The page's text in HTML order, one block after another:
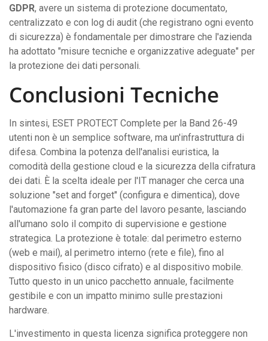
GDPR, avere un sistema di protezione documentato,
centralizzato e con log di audit (che registrano ogni evento
di sicurezza) è fondamentale per dimostrare che l'azienda
ha adottato "misure tecniche e organizzative adeguate" per
la protezione dei dati personali.
Conclusioni Tecniche
In sintesi, ESET PROTECT Complete per la Band 26-49
utenti non è un semplice software, ma un'infrastruttura di
difesa. Combina la potenza dell'analisi euristica, la
comodità della gestione cloud e la sicurezza della cifratura
dei dati. È la scelta ideale per l'IT manager che cerca una
soluzione "set and forget" (configura e dimentica), dove
l'automazione fa gran parte del lavoro pesante, lasciando
all'umano solo il compito di supervisione e gestione
strategica. La protezione è totale: dal perimetro esterno
(web e mail), al perimetro interno (rete e file), fino al
dispositivo fisico (disco cifrato) e al dispositivo mobile.
Tutto questo in un unico pacchetto annuale, facilmente
gestibile e con un impatto minimo sulle prestazioni
hardware.
L'investimento in questa licenza significa proteggere non